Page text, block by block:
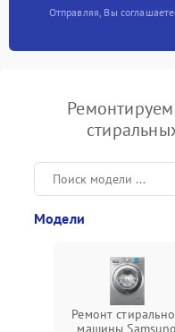
Отправляя, Вы
Модели
Ремонт
машины Samsung